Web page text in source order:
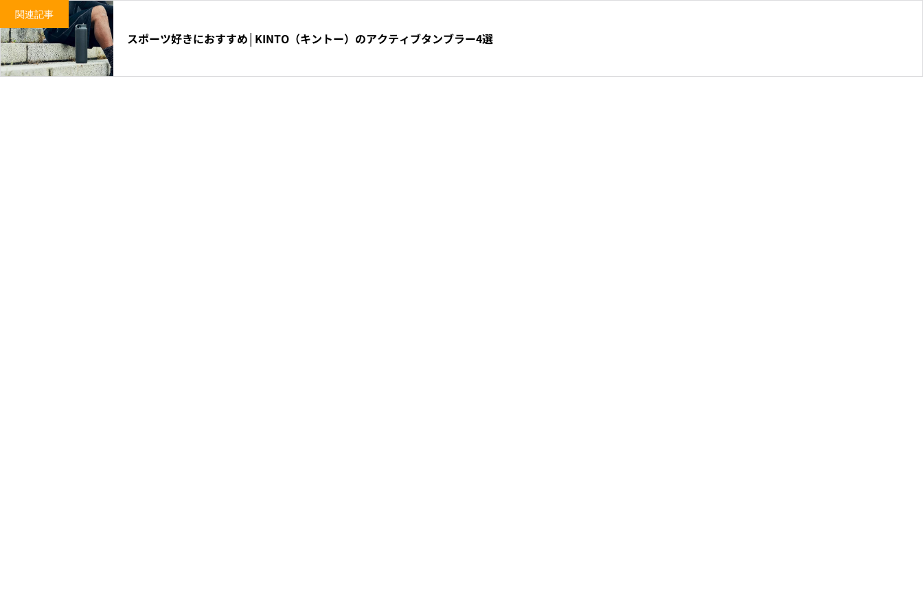
関連記事
スポーツ好きにおすすめ│KINTO（キントー）のアクティブタンブラー4選